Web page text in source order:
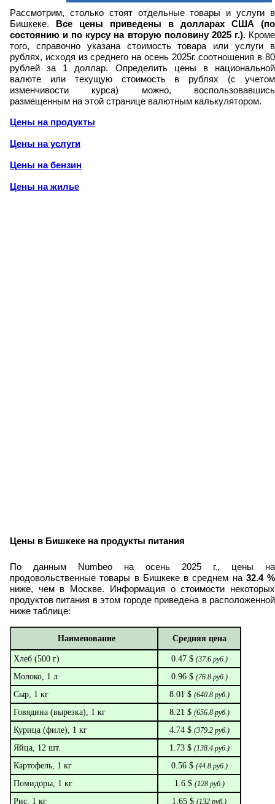
Рассмотрим, столько стоят отдельные товары и услуги в
Бишкеке.
Все цены приведены в долларах США (по
состоянию и по курсу на вторую половину 2025 г.). Кроме
того, справочно указана стоимость товара или услуги в
рублях, исходя из среднего на осень 2025г. соотношения в 80
рублей за 1 доллар. Определить цены в национальной
валюте или текущую стоимость в рублях (с учетом
изменчивости курса) можно, воспользовавшись
размещенным на этой странице валютным калькулятором.
Цены на продукты
Цены на услуги
Цены на бензин
Цены на жилье
Цены в Бишкеке на продукты питания
По данным Numbeo на осень 2025 г., цены на
продовольственные товары в Бишкеке в среднем на 32.4%
ниже, чем в Москве.
Информация о стоимости некоторых
продуктов питания в этом городе приведена в расположенной
ниже таблице:
Наименование Средняя цена
Хлеб (500 г) 0.47 $ (37.6руб.)
Молоко, 1 л 0.96 $ (76.8руб.)
Сыр, 1 кг 8.01 $ (640.8руб.)
Говядина (вырезка), 1 кг 8.21 $ (656.8руб.)
Курица (филе), 1 кг 4.74 $ (379.2руб.)
Яйца, 12 шт. 1.73 $ (138.4руб.)
Картофель, 1 кг 0.56 $ (44.8руб.)
Помидоры, 1 кг 1.6 $ (128руб.)
Рис, 1 кг 1.65 $ (132 руб.)